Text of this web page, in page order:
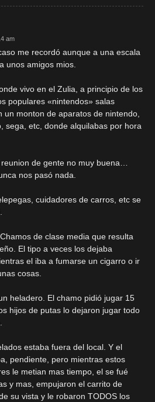
am
me recordó aunque a una escala
unos amigos mios.
vivo en el Zulia, a principio de los
populares «nintendos» salas
un monton de aparatos de nintendo,
sega, etc, donde alquilabas por hora
de gente no muy buena…
nos pasó nada.
cuidadores de carros, etc se
de clase media que resulta
El tipo a veces los dejaba
el iba a fumarse un cigarro o ir
cosas.
heladero. El chamo pidió jugar 15
hijos de putas lo dejaron jugar todo
estaba fuera del local. Y el
pendiente, pero mientras estos
le metian mas tiempo, el se fué
y mas, empujaron el carrito de
su vista y le robaron TODOS los